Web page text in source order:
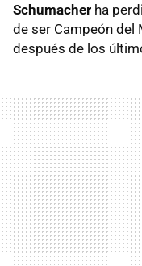
Schumacher ha
de ser Campeón del
después de los